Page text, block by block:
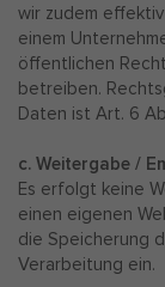
wir zudem
einem
öffentlichen
betreiben.
Daten ist Art. 6
c. Weitergabe /
Es erfolgt keine
einen eigenen
die Speicherung
Verarbeitung ein.